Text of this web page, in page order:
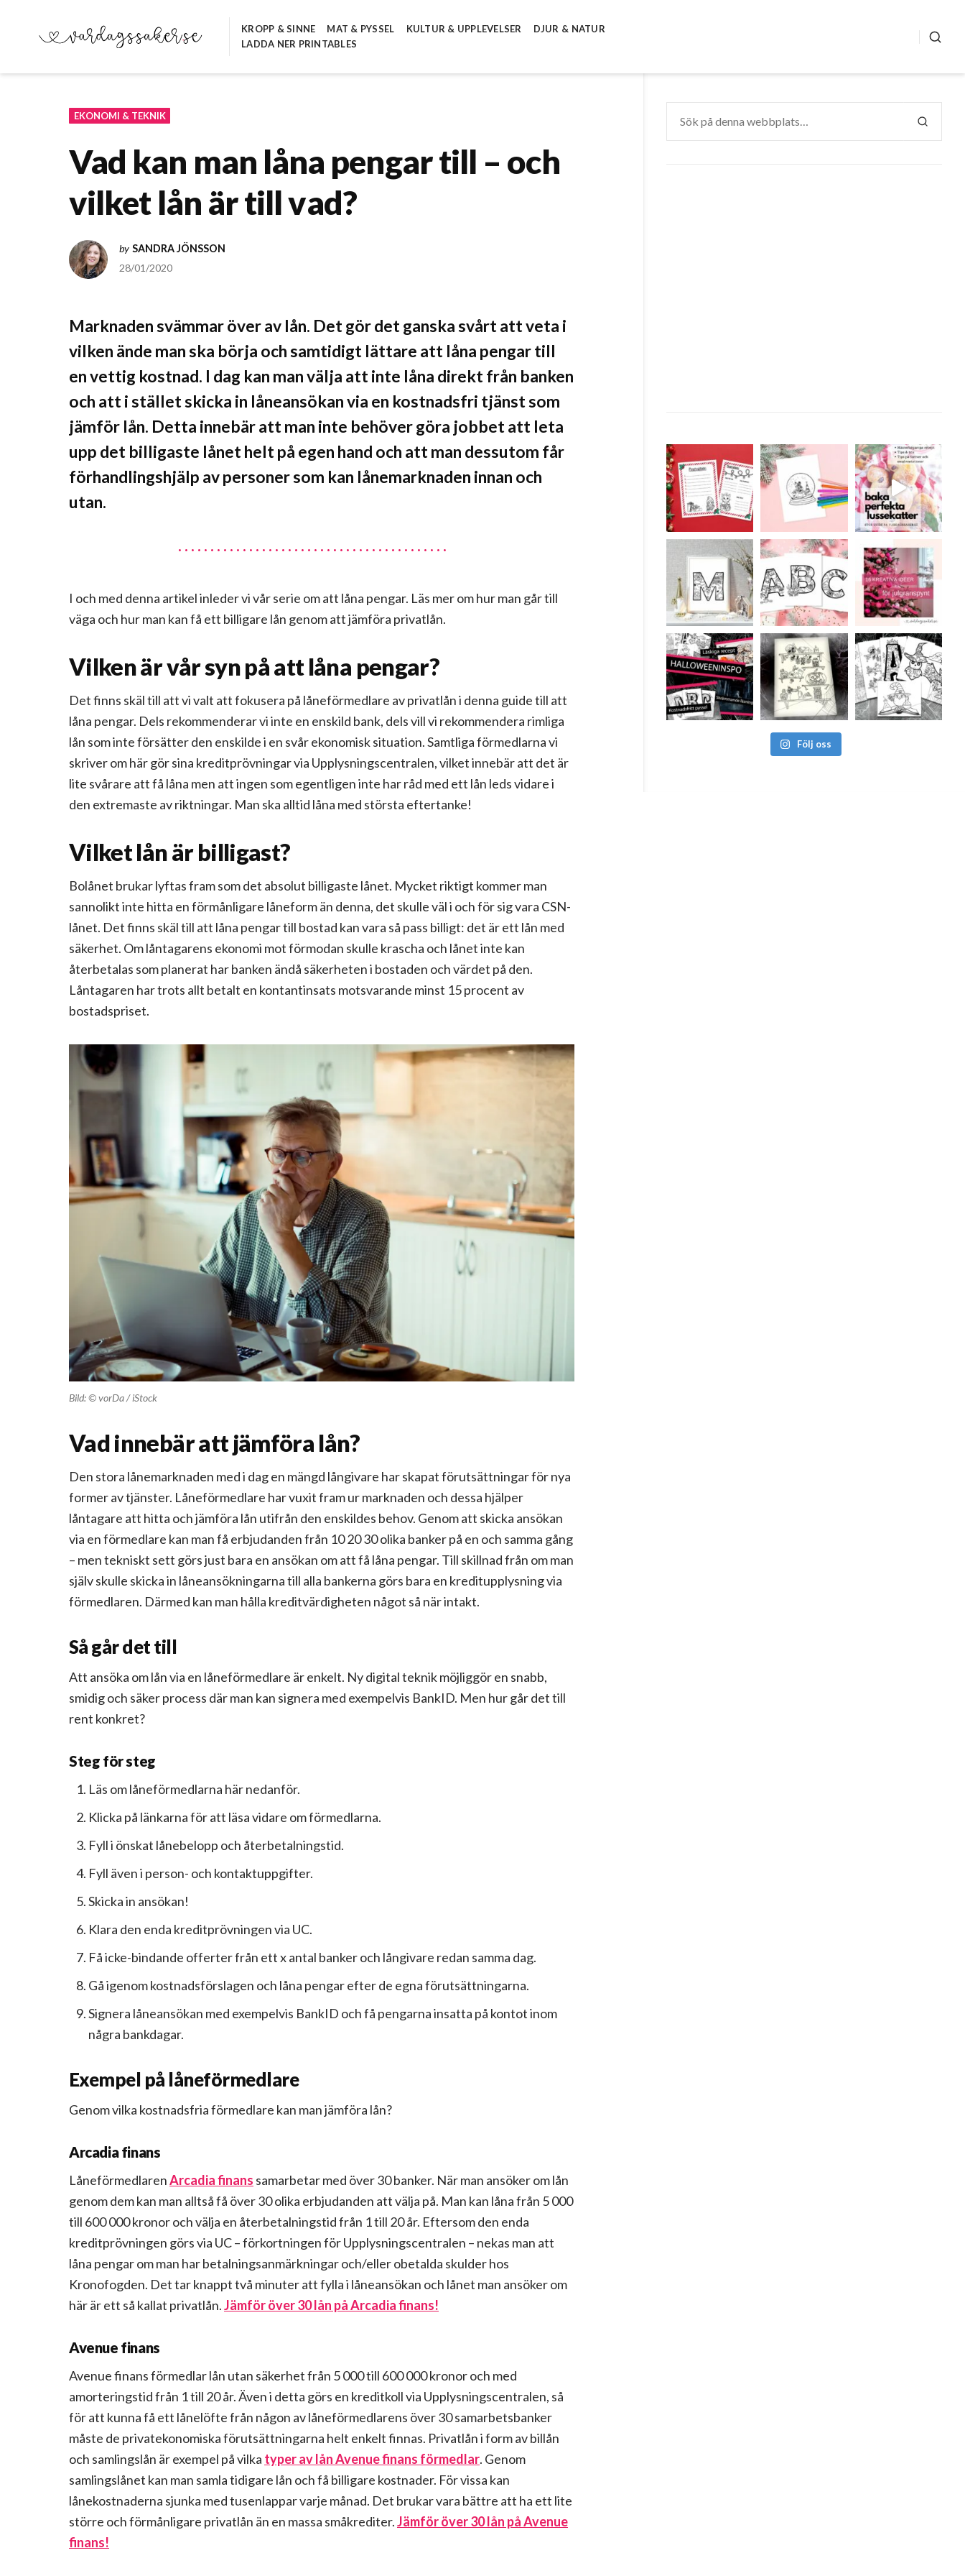
VARDAGSSAKER.SE
KROPP & SINNE MAT & PYSSEL KULTUR & UPPLEVELSER
DJUR & NATUR
LADDA NER PRINTABLES
EKONOMI & TEKNIK
Vad kan man låna pengar till – och
vilket lån är till vad?
by SANDRA JÖNSSON
28/01/2020
Marknaden svämmar över av lån. Det gör det ganska svårt att veta i
vilken ände man ska börja och samtidigt lättare att låna pengar till
en vettig kostnad. I dag kan man välja att inte låna direkt från banken
och att i stället skicka in låneansökan via en kostnadsfri tjänst som
jämför lån. Detta innebär att man inte behöver göra jobbet att leta
upp det billigaste lånet helt på egen hand och att man dessutom får
förhandlingshjälp av personer som kan lånemarknaden innan och
utan.
I och med denna artikel inleder vi vår serie om att låna pengar. Läs mer om hur man går till
väga och hur man kan få ett billigare lån genom att jämföra privatlån.
Vilken är vår syn på att låna pengar?
Det finns skäl till att vi valt att fokusera på låneförmedlare av privatlån i denna guide till att
låna pengar. Dels rekommenderar vi inte en enskild bank, dels vill vi rekommendera rimliga
lån som inte försätter den enskilde i en svår ekonomisk situation. Samtliga förmedlarna vi
skriver om här gör sina kreditprövningar via Upplysningscentralen, vilket innebär att det är
lite svårare att få låna men att ingen som egentligen inte har råd med ett lån leds vidare i
den extremaste av riktningar. Man ska alltid låna med största eftertanke!
Vilket lån är billigast?
Bolånet brukar lyftas fram som det absolut billigaste lånet. Mycket riktigt kommer man
sannolikt inte hitta en förmånligare låneform än denna, det skulle väl i och för sig vara CSN-
lånet. Det finns skäl till att låna pengar till bostad kan vara så pass billigt: det är ett lån med
säkerhet. Om låntagarens ekonomi mot förmodan skulle krascha och lånet inte kan
återbetalas som planerat har banken ändå säkerheten i bostaden och värdet på den.
Låntagaren har trots allt betalt en kontantinsats motsvarande minst 15 procent av
bostadspriset.
Bild: © vorDa / iStock
Vad innebär att jämföra lån?
Den stora lånemarknaden med i dag en mängd långivare har skapat förutsättningar för nya
former av tjänster. Låneförmedlare har vuxit fram ur marknaden och dessa hjälper
låntagare att hitta och jämföra lån utifrån den enskildes behov. Genom att skicka ansökan
via en förmedlare kan man få erbjudanden från 10 20 30 olika banker på en och samma gång
– men tekniskt sett görs just bara en ansökan om att få låna pengar. Till skillnad från om man
själv skulle skicka in låneansökningarna till alla bankerna görs bara en kreditupplysning via
förmedlaren. Därmed kan man hålla kreditvärdigheten något så när intakt.
Så går det till
Att ansöka om lån via en låneförmedlare är enkelt. Ny digital teknik möjliggör en snabb,
smidig och säker process där man kan signera med exempelvis BankID. Men hur går det till
rent konkret?
Steg för steg
Läs om låneförmedlarna här nedanför.
Klicka på länkarna för att läsa vidare om förmedlarna.
Fyll i önskat lånebelopp och återbetalningstid.
Fyll även i person- och kontaktuppgifter.
Skicka in ansökan!
Klara den enda kreditprövningen via UC.
Få icke-bindande offerter från ett x antal banker och långivare redan samma dag.
Gå igenom kostnadsförslagen och låna pengar efter de egna förutsättningarna.
Signera låneansökan med exempelvis BankID och få pengarna insatta på kontot inom
några bankdagar.
Exempel på låneförmedlare
Genom vilka kostnadsfria förmedlare kan man jämföra lån?
Arcadia finans
LåneförmedlarenArcadia finans samarbetar med över 30 banker. När man ansöker om lån
genom dem kan man alltså få över 30 olika erbjudanden att välja på. Man kan låna från 5 000
till 600 000 kronor och välja en återbetalningstid från 1 till 20 år. Eftersom den enda
kreditprövningen görs via UC – förkortningen för Upplysningscentralen – nekas man att
låna pengar om man har betalningsanmärkningar och/eller obetalda skulder hos
Kronofogden. Det tar knappt två minuter att fylla i låneansökan och lånet man ansöker om
här är ett så kallat privatlån.Jämför över 30 lån på Arcadia finans!
Avenue finans
Avenue finans förmedlar lån utan säkerhet från 5 000 till 600 000 kronor och med
amorteringstid från 1 till 20 år. Även i detta görs en kreditkoll via Upplysningscentralen, så
för att kunna få ett lånelöfte från någon av låneförmedlarens över 30 samarbetsbanker
måste de privatekonomiska förutsättningarna helt enkelt finnas. Privatlån i form av billån
och samlingslån är exempel på vilka typer av lån Avenue finans förmedlar. Genom
samlingslånet kan man samla tidigare lån och få billigare kostnader. För vissa kan
lånekostnaderna sjunka med tusenlappar varje månad. Det brukar vara bättre att ha ett lite
större och förmånligare privatlån än en massa småkrediter.Jämför över 30 lån på Avenue
finans!
efter:
SÖK
Följ oss